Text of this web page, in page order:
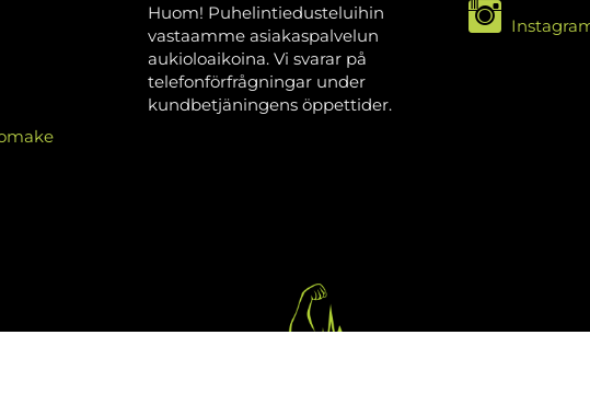
Huom! Puhelintiedusteluihin
vastaamme asiakaspalvelun
aukioloaikoina. Vi svarar på
telefonförfrågningar under
kundbetjäningens öppettider.